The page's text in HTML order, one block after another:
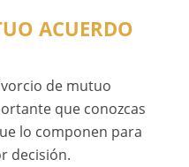
ACUERDO
de mutuo
que conozcas
lo componen para
decisión.